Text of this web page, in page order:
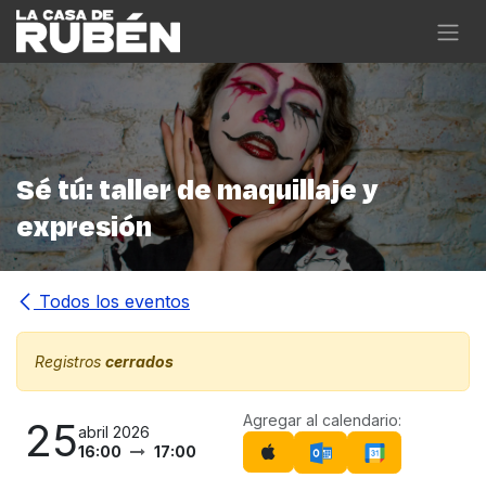
Ir al contenido
Sé tú: taller de maquillaje y
expresión
Todos los eventos
Registros cerrados
25abril 2026
16:00
17:00
Agregar al calendario: